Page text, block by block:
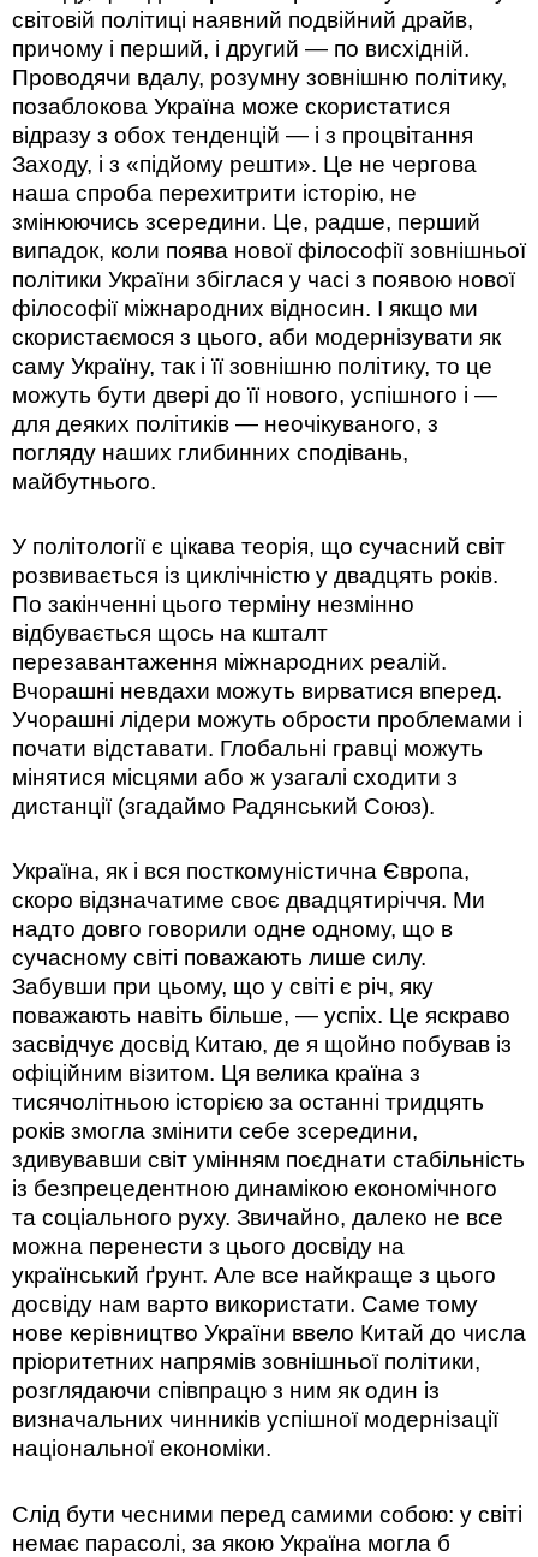
світовій політиці наявний подвійний драйв,
причому і перший, і другий — по висхідній.
Проводячи вдалу, розумну зовнішню політику,
позаблокова Україна може скористатися
відразу з обох тенденцій — і з процвітання
Заходу, і з «підйому решти». Це не чергова
наша спроба перехитрити історію, не
змінюючись зсередини. Це, радше, перший
випадок, коли поява нової філософії зовнішньої
політики України збіглася у часі з появою нової
філософії міжнародних відносин. І якщо ми
скористаємося з цього, аби модернізувати як
саму Україну, так і її зовнішню політику, то це
можуть бути двері до її нового, успішного і —
для деяких політиків — неочікуваного, з
погляду наших глибинних сподівань,
майбутнього.
У політології є цікава теорія, що сучасний світ
розвивається із циклічністю у двадцять років.
По закінченні цього терміну незмінно
відбувається щось на кшталт
перезавантаження міжнародних реалій.
Вчорашні невдахи можуть вирватися вперед.
Учорашні лідери можуть обрости проблемами і
почати відставати. Глобальні гравці можуть
мінятися місцями або ж узагалі сходити з
дистанції (згадаймо Радянський Союз).
Україна, як і вся посткомуністична Європа,
скоро відзначатиме своє двадцятиріччя. Ми
надто довго говорили одне одному, що в
сучасному світі поважають лише силу.
Забувши при цьому, що у світі є річ, яку
поважають навіть більше, — успіх. Це яскраво
засвідчує досвід Китаю, де я щойно побував із
офіційним візитом. Ця велика країна з
тисячолітньою історією за останні тридцять
років змогла змінити себе зсередини,
здивувавши світ умінням поєднати стабільність
із безпрецедентною динамікою економічного
та соціального руху. Звичайно, далеко не все
можна перенести з цього досвіду на
український ґрунт. Але все найкраще з цього
досвіду нам варто використати. Саме тому
нове керівництво України ввело Китай до числа
пріоритетних напрямів зовнішньої політики,
розглядаючи співпрацю з ним як один із
визначальних чинників успішної модернізації
національної економіки.
Слід бути чесними перед самими собою: у світі
немає парасолі, за якою Україна могла б